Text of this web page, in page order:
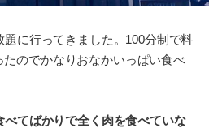
に行ってきました。100分制で料
たのでかなりおなかいっぱい食べ
てばかりで全く肉を食べていな